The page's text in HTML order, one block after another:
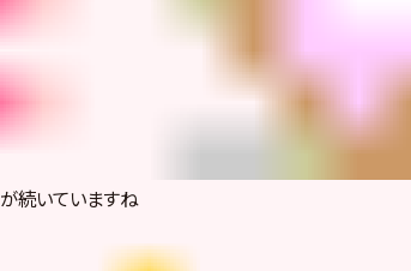
続いていますね